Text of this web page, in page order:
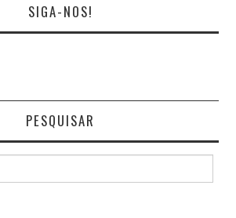
SIGA-NOS!
PESQUISAR